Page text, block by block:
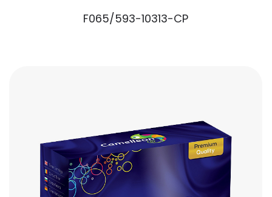
F065/593-10313-CP